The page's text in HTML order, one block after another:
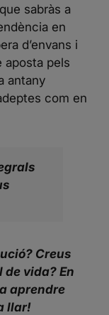
sabràs a
en
d’envans i
aposta pels
antany
com en
Creus
vida? En
aprendre
llar!